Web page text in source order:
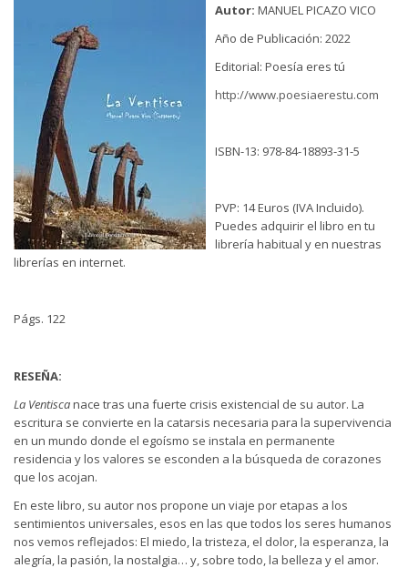
Autor: MANUEL PICAZO VICO
Año de Publicación: 2022
Editorial: Poesía eres tú
http://www.poesiaerestu.com
ISBN-13: 978-84-18893-31-5
PVP: 14 Euros (IVA Incluido).
Puedes adquirir el libro en tu
librería habitual y en nuestras
librerías en internet.
Págs. 122
RESEÑA:
La Ventiscanace tras una fuerte crisis existencial de su autor. La
escritura se convierte en la catarsis necesaria para la supervivencia
en un mundo donde el egoísmo se instala en permanente
residencia y los valores se esconden a la búsqueda de corazones
que los acojan.
En este libro, su autor nos propone un viaje por etapas a los
sentimientos universales, esos en las que todos los seres humanos
nos vemos reflejados: El miedo, la tristeza, el dolor, la esperanza, la
alegría, la pasión, la nostalgia… y, sobre todo, la belleza y el amor.